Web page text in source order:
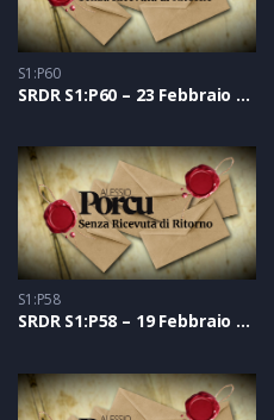
S1:P60
SRDR S1:P60 – 23 Febbraio 2021
S1:P58
SRDR S1:P58 – 19 Febbraio 2021